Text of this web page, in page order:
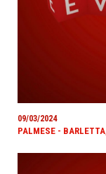
09/03/2024
PALMESE -